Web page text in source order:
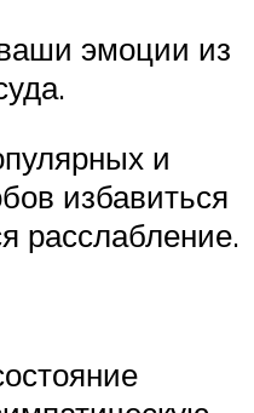
эмоции из
и
избавиться
расслабление.